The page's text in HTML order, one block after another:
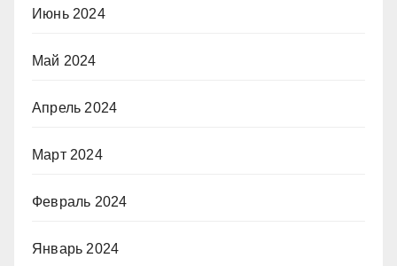
Июнь 2024
Май 2024
Апрель 2024
Март 2024
Февраль 2024
Январь 2024